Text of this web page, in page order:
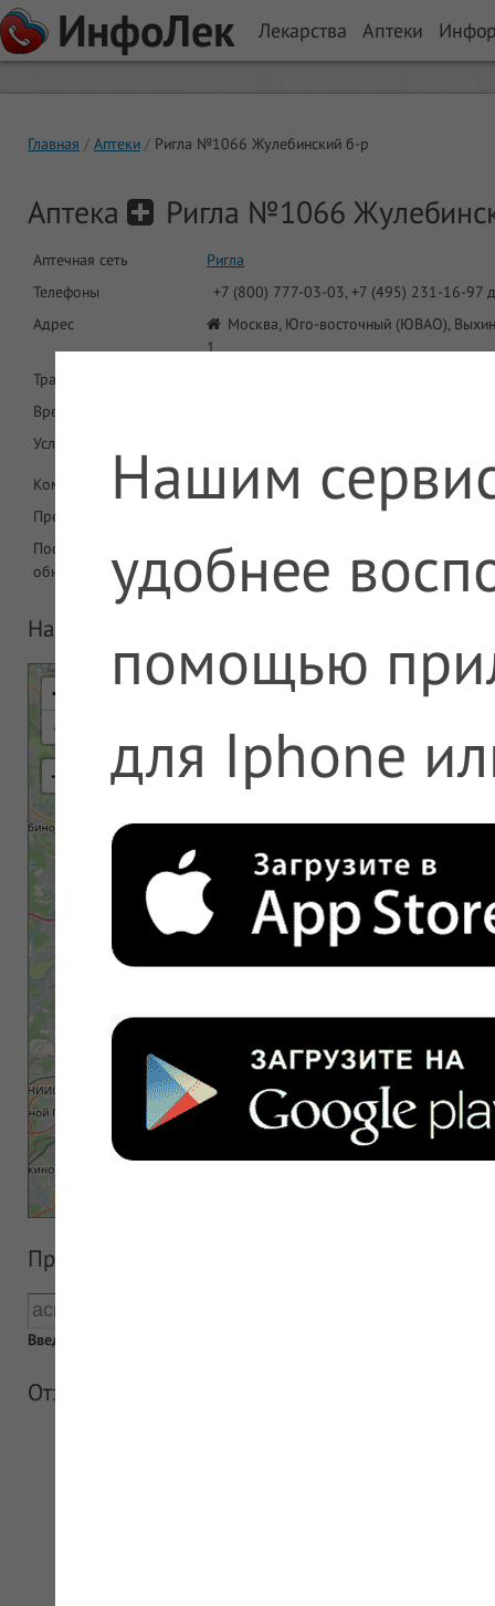
ИнфоЛек Лекарства Аптеки
Главная Аптеки Ригла №1066 Жулебинский б-р
Аптека Ригла №1066
Аптечная сеть
Ригла
Телефоны
+7 (800) 777-03-03, +7 (495) 231-16-97
Адрес
Москва, Юго-восточный (ЮВАО),
1
Транспорт
Время работы
Услуги
Комментарий
Предложений в аптеке
Последнее
обновление
06.08.2026 05:08
На карте
+
-
⇢
Прайс аптеки
Введен пустой поисковый запрос
Отзывы об аптеке
Нашим
удобнее
помощью
для Iphone